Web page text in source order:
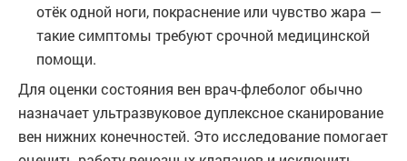
отёк одной ноги, покраснение или чувство жара —
такие симптомы требуют срочной медицинской
помощи.
Для оценки состояния вен врач-флеболог обычно
назначает ультразвуковое дуплексное сканирование
вен нижних конечностей. Это исследование помогает